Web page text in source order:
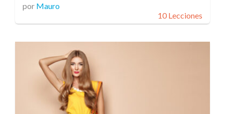
por Mauro
10 Lecciones